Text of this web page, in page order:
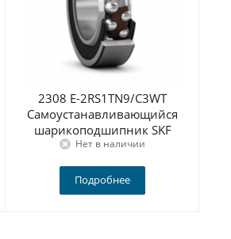
2308 E-2RS1TN9/C3WT
Самоустанавливающийся
шарикоподшипник SKF
Нет в наличии
Подробнее